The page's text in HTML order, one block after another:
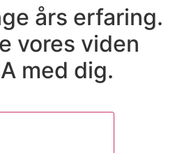
års erfaring.
vores viden
med dig.